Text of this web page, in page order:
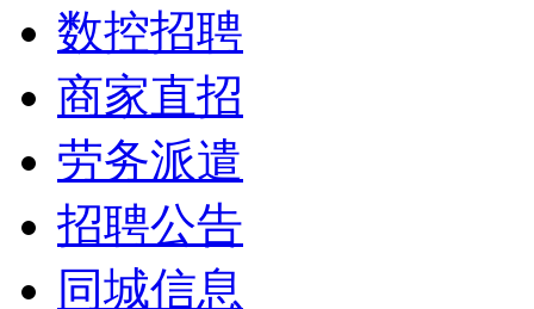
数控招聘
商家直招
劳务派遣
招聘公告
同城信息